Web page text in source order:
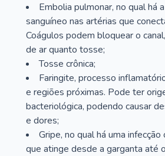
Embolia pulmonar, no qual há
sanguíneo nas artérias que
Coágulos podem bloquear o
de ar quanto tosse;
Tosse crônica;
Faringite, processo
e regiões próximas. Pode ter
bacteriológica, podendo causar
e dores;
Gripe, no qual há uma infecção
que atinge desde a garganta até